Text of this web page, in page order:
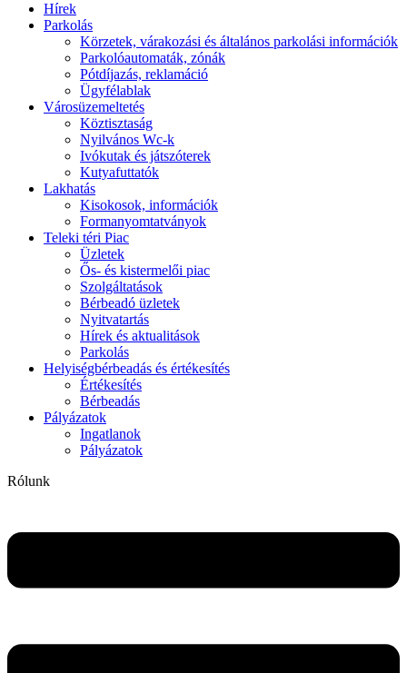
Hírek
Parkolás
Körzetek, várakozási és általános parkolási információk
Parkolóautomaták, zónák
Pótdíjazás, reklamáció
Ügyfélablak
Városüzemeltetés
Köztisztaság
Nyilvános Wc-k
Ivókutak és játszóterek
Kutyafuttatók
Lakhatás
Kisokosok, információk
Formanyomtatványok
Teleki téri Piac
Üzletek
Ős- és kistermelői piac
Szolgáltatások
Bérbeadó üzletek
Nyitvatartás
Hírek és aktualitások
Parkolás
Helyiségbérbeadás és értékesítés
Értékesítés
Bérbeadás
Pályázatok
Ingatlanok
Pályázatok
Rólunk